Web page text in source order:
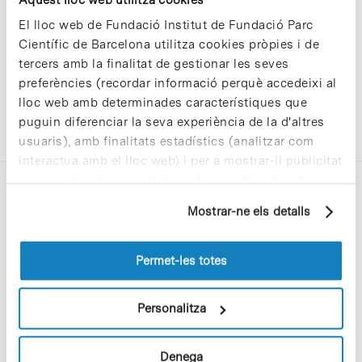
El lloc web de Fundació Institut de Fundació Parc
Científic de Barcelona utilitza cookies pròpies i de
tercers amb la finalitat de gestionar les seves
preferències (recordar informació perquè accedeixi al
lloc web amb determinades característiques que
puguin diferenciar la seva experiència de la d'altres
usuaris), amb finalitats estadístics (analitzar com
interactua amb el lloc web) i per a mostrar-li publicitat
personalitzada sobre la base d'un perfil elaborat a
pàgines visitades). Per a obtenir més informació sobre
les cookies pot consultar laPolítica de cookiesdel
Mostrar-ne els detalls
Permet-les totes
Personalitza
Denega
C/Baldiri Reixac, 4-12 i 15